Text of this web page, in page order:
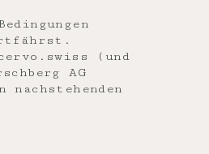
(und
AG